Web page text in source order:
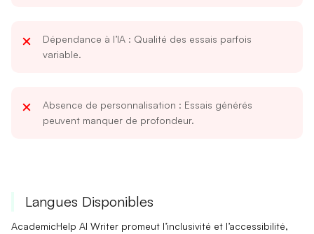
Dépendance à l’IA : Qualité des essais parfois
variable.
Absence de personnalisation : Essais générés
peuvent manquer de profondeur.
Langues Disponibles
AcademicHelp AI Writer promeut l’inclusivité et l’accessibilité,